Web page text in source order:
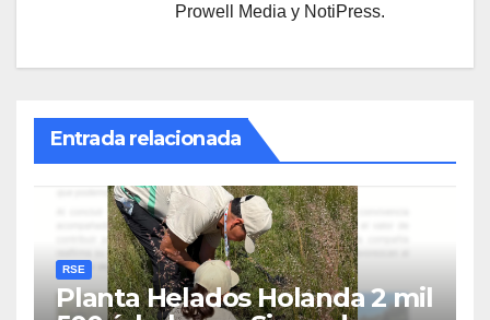
Prowell Media y NotiPress.
Entrada relacionada
RSE
Planta Helados Holanda 2 mil